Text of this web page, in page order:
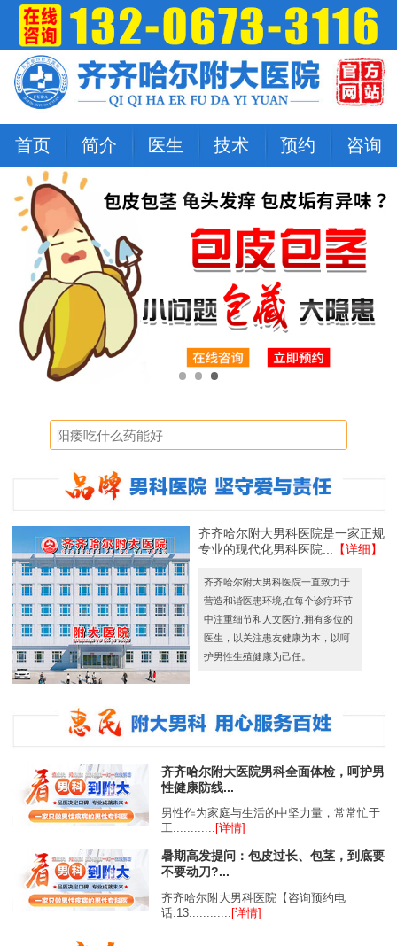
首页 简介 医生 技术 预约 咨询
齐齐哈尔附大男科医院是一家正规
专业的现代化男科医院...
【详细】
齐齐哈尔附大男科医院一直致力于
营造和谐医患环境,在每个诊疗环节
中注重细节和人文医疗,拥有多位的
医生，以关注患友健康为本，以呵
护男性生殖健康为己任。
齐齐哈尔附大医院男科全面体检，呵护男
性健康防线...
男性作为家庭与生活的中坚力量，常常忙于
工............ [详情]
暑期高发提问：包皮过长、包茎，到底要
不要动刀?...
齐齐哈尔附大男科医院【咨询预约电
话:13............
[详情]